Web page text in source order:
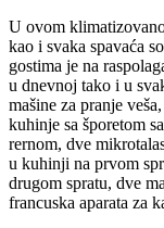
U ovom
kao i svaka spavaća
gostima je na
u dnevnoj tako i u
mašine za pranje
kuhinje sa šporetom
rernom, dve
u kuhinji na prvom
drugom spratu, dve
francuska aparata za